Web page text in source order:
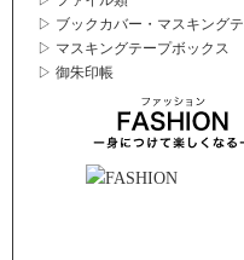
▷ ブックカバー・マスキング
▷ マスキングテープボックス
▷ 御朱印帳